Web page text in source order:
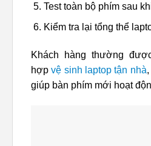
Test toàn bộ phím sau
Kiểm tra lại tổng thể
Khách hàng thường
hợpvệ sinh laptop tận nhà
giúp bàn phím mới hoạt